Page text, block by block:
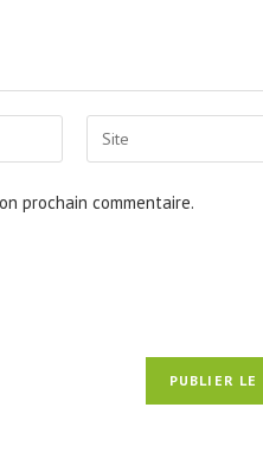
Saisir
l’URL
prochain commentaire.